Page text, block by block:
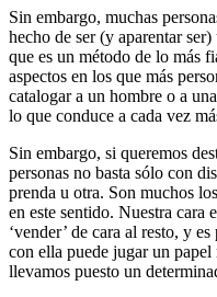
Sin embargo, muchas
hecho de ser (y aparentar
que es un método de lo más
aspectos en los que más
catalogar a un hombre o a
lo que conduce a cada vez
Sin embargo, si queremos
personas no basta sólo con
prenda u otra. Son muchos
en este sentido. Nuestra cara
‘vender’ de cara al resto, y
con ella puede jugar un
llevamos puesto un